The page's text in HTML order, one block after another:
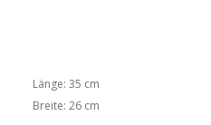
Länge: 35 cm
Breite: 26 cm